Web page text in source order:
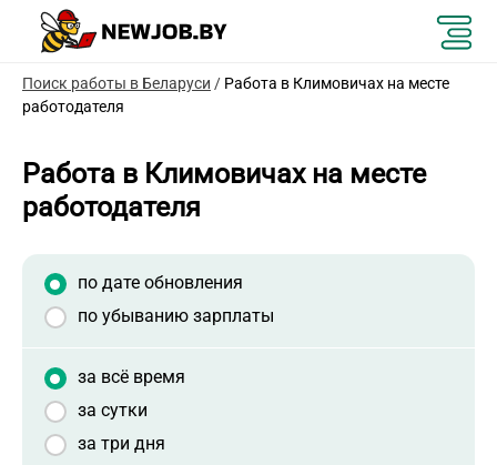
Поиск работы в Беларуси / Работа в Климовичах на месте
работодателя
Работа в Климовичах на месте
работодателя
по дате обновления
по убыванию зарплаты
за всё время
за сутки
за три дня